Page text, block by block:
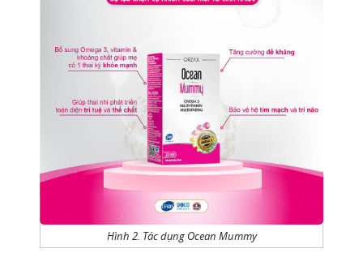
Hình 2. Tác dụng Ocean Mummy